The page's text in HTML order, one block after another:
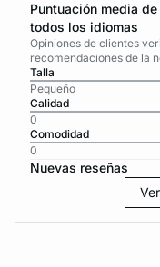
Puntuación media
todos los idiomas
Opiniones de clientes
recomendaciones de la
Talla
Pequeño
Calidad
0
Comodidad
0
Nuevas reseñas